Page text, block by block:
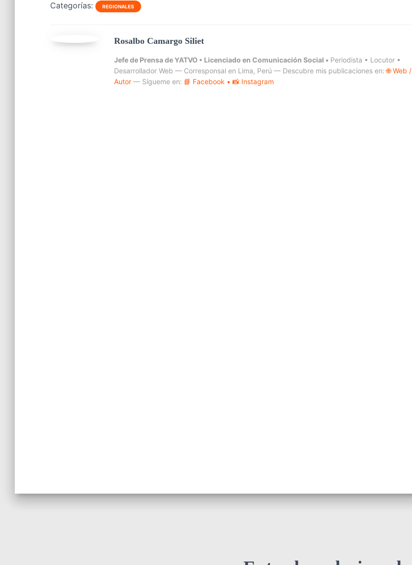
Categorías: REGIONALES
Rosalbo Camargo Siliet
Jefe de Prensa de YATVO • Licenciado en Comunicación Social • Periodista • Locutor •
Desarrollador Web — Corresponsal en Lima, Perú — Descubre mis publicaciones en:🌐 Web /
Autor— Sígueme en: 📘 Facebook • 📸 Instagram